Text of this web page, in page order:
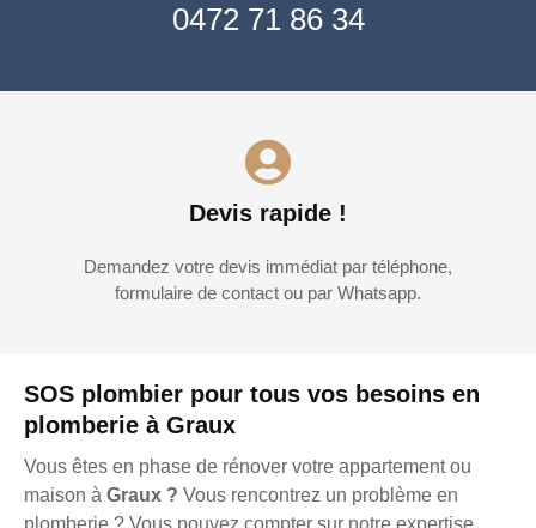
SOS plombier pour tous vos besoins en
plomberie à Graux
Vous êtes en phase de rénover votre appartement ou
maison à Graux ? Vous rencontrez un problème en
0472 71 86 34
Devis rapide !
Demandez votre devis immédiat par téléphone,
formulaire de contact ou par Whatsapp.